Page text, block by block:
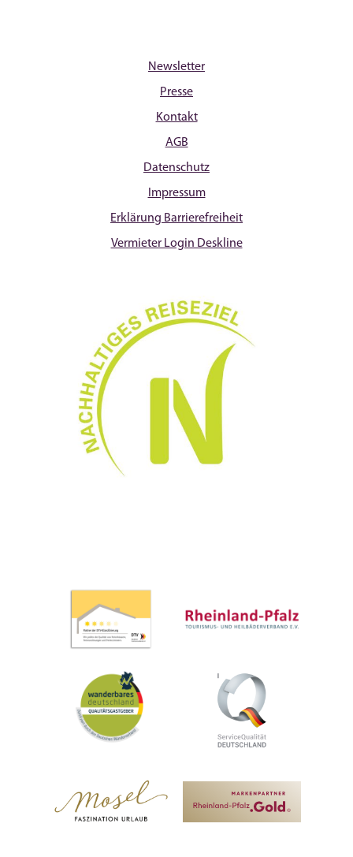
Newsletter
Presse
Kontakt
AGB
Datenschutz
Impressum
Erklärung Barrierefreiheit
Vermieter Login Deskline